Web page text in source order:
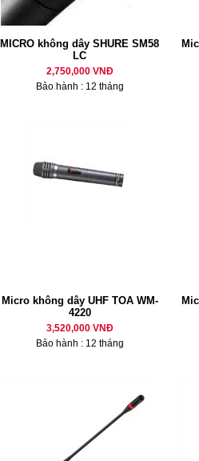
MICRO không dây SHURE SM58
LC
2,750,000 VNĐ
Bảo hành : 12 tháng
Micro không dây UHF TOA WM-
4220
3,520,000 VNĐ
Bảo hành : 12 tháng